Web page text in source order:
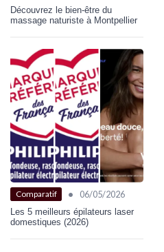
Découvrez le bien-être du
massage naturiste à Montpellier
Comparatif • 06/05/2026
Les 5 meilleurs épilateurs laser
domestiques (2026)